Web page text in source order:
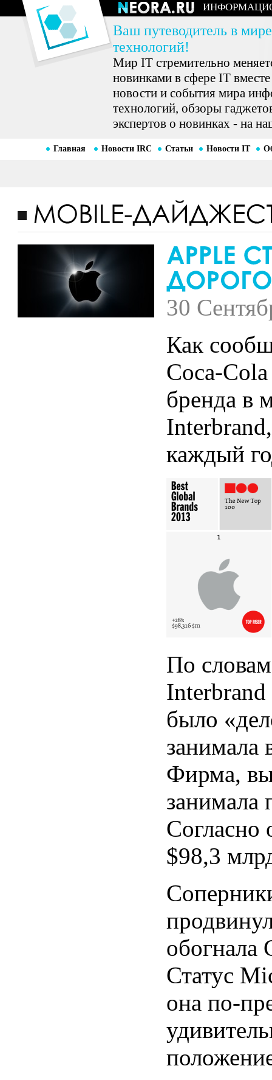
Ваш путеводитель в
технологий!
Мир IT стремительно
новинками в сфере IT
новости и события мира
технологий, обзоры
экспертов о новинках - на
Главная Новости IRC Статьи Новости IT
30
Как
Coca-
бренда в
каждый
По
было
занимала
Фирма,
занимала
Согласно
$98,3
обогнала
Статус
она по-